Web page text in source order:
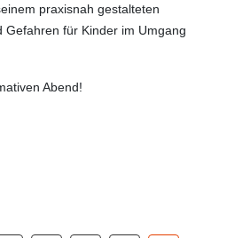
praxisnah gestalteten
Gefahren für Kinder im Umgang
Abend!